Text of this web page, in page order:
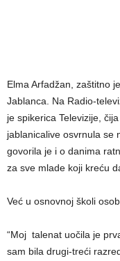
Elma Arfadžan, zaštitno
Jablanca. Na Radio-
je spikerica Televizije,
jablanicalive osvrnula se
govorila je i o danima
za sve mlade koji kreću
Već u osnovnoj školi
“Moj talenat uočila je
sam bila drugi-treći